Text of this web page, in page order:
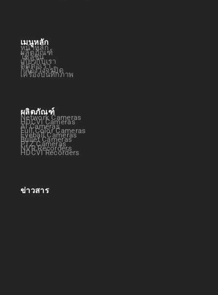
เมนูหลัก
หน้าหลัก
ผลิตภัณฑ์
โซลูชัน
เกี่ยวกับเรา
ติดต่อเรา
กล้องวงจรปิด
เครื่องบันทึกภาพ
ผลิตภัณฑ์
Network Cameras
HDCVI Cameras
AI Cameras
Full Color Cameras
Eyeball Cameras
Bullet Cameras
PTZ Cameras
NVR Recorders
HDCVI Recorders
ข่าวสาร